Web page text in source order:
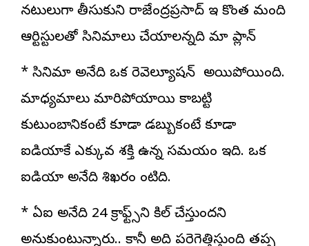
నటులుగా తీసుకుని రాజేంద్రప్రసాద్‌ ఇలా కొంత మంది
ఆర్టిస్టులతో సినిమాలు చేయాలన్నది మా ప్లాన్‌
* సినిమా అనేది ఒక రెవెల్యూషన్‌ లా అయిపోయింది.
మాధ్యమాలు మారిపోయాయి కాబట్టి
కుటుంబానికంటే కూడా డబ్బుకంటే కూడా
ఐడియాకే ఎక్కువ శక్తి ఉన్న సమయం ఇది. ఒక
ఐడియా అనేది శిఖరం లాంటిది.
* ఏఐ అనేది 24 క్రాఫ్ట్స్‌ని కిల్‌ చేస్తుందని
అనుకుంటున్నారు.. కానీ అది పరెగెత్తిస్తుంది తప్ప